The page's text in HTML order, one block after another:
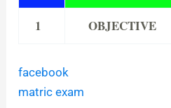
1 OBJECTIVE
facebook
matric exam